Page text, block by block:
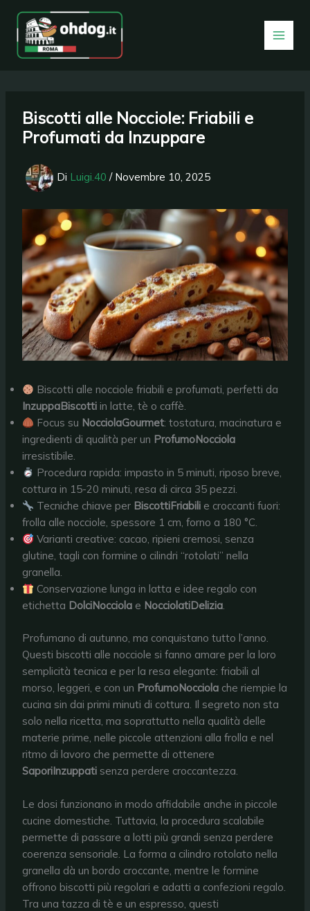
contenuto
Biscotti alle Nocciole: Friabili e
Profumati da Inzuppare
Di Luigi.40/ Novembre 10, 2025
Biscotti alle nocciole friabili e profumati, perfetti da
InzuppaBiscotti in latte, tè o caffè.
Focus su NocciolaGourmet: tostatura, macinatura e
ingredienti di qualità per un ProfumoNocciola
irresistibile.
Procedura rapida: impasto in 5 minuti, riposo breve,
cottura in 15-20 minuti, resa di circa 35 pezzi.
Tecniche chiave per BiscottiFriabili e croccanti fuori:
frolla alle nocciole, spessore 1 cm, forno a 180 °C.
Varianti creative: cacao, ripieni cremosi, senza
glutine, tagli con formine o cilindri “rotolati” nella
granella.
Conservazione lunga in latta e idee regalo con
etichetta DolciNocciola e NocciolatiDelizia.
Profumano di autunno, ma conquistano tutto l’anno.
Questi biscotti alle nocciole si fanno amare per la loro
semplicità tecnica e per la resa elegante: friabili al
morso, leggeri, e con un ProfumoNocciola che riempie la
cucina sin dai primi minuti di cottura. Il segreto non sta
solo nella ricetta, ma soprattutto nella qualità delle
materie prime, nelle piccole attenzioni alla frolla e nel
ritmo di lavoro che permette di ottenere
SaporiInzuppati senza perdere croccantezza.
Le dosi funzionano in modo affidabile anche in piccole
cucine domestiche. Tuttavia, la procedura scalabile
permette di passare a lotti più grandi senza perdere
coerenza sensoriale. La forma a cilindro rotolato nella
granella dà un bordo croccante, mentre le formine
offrono biscotti più regolari e adatti a confezioni regalo.
Tra una tazza di tè e un espresso, questi